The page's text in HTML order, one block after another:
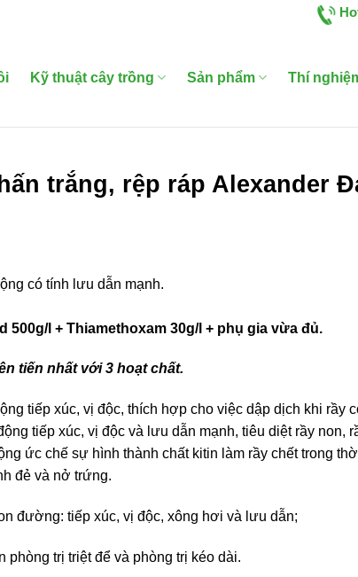
Kỹ thuật cây trồng Sản phẩm Thí
trắng, rệp ráp Alexander
có tính lưu dẫn mạnh.
l + Thiamethoxam 30g/l + phụ gia vừa đủ.
tiến nhất với 3 hoạt chất.
tiếp xúc, vị độc, thích hợp cho việc dập dịch khi rầy
tiếp xúc, vị độc và lưu dẫn mạnh, tiêu diệt rầy non,
ức chế sự hình thành chất kitin làm rầy chết trong
đẻ và nở trứng.
đường: tiếp xúc, vị độc, xông hơi và lưu dẫn;
phòng trị triệt để và phòng trị kéo dài.